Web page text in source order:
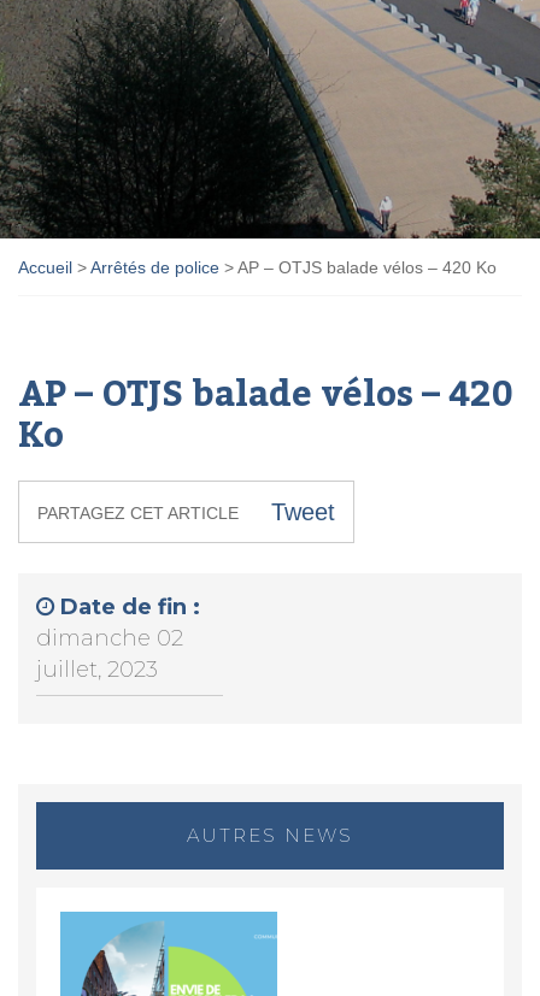
Accueil >Arrêtés de police >AP – OTJS balade vélos – 420 Ko
AP – OTJS balade vélos – 420
Ko
PARTAGEZ CET ARTICLE Tweet
Date de fin :
dimanche 02
juillet, 2023
AUTRES NEWS